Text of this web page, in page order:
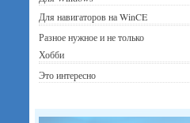
Для навигаторов на WinCE
Разное нужное и не только
Хобби
Это интересно